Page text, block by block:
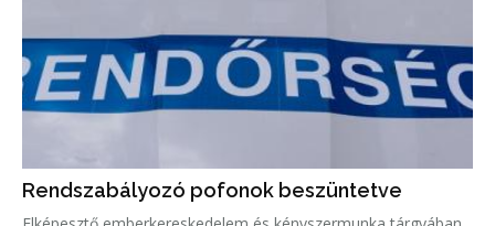
Rendszabályozó pofonok beszüntetve